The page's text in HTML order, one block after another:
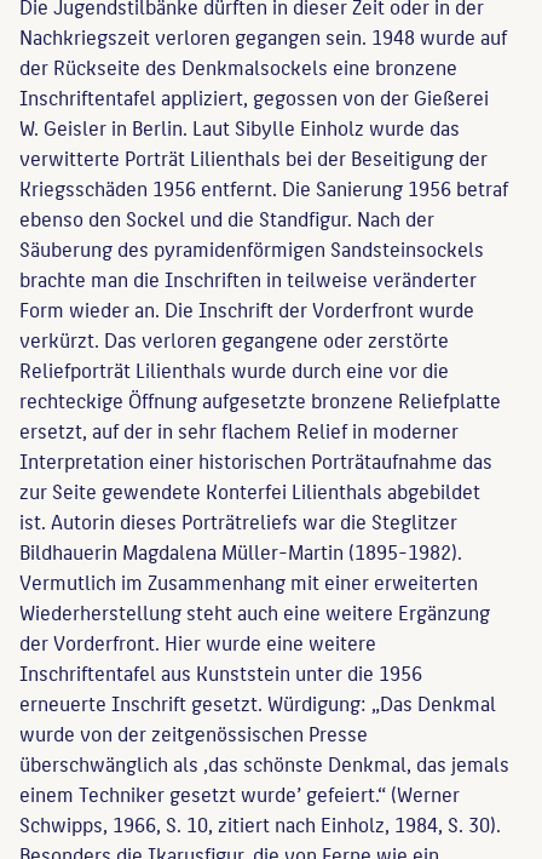
Nachkriegszeit verloren gegangen sein. 1948 wurde auf
der Rückseite des Denkmalsockels eine bronzene
Inschriftentafel appliziert, gegossen von der Gießerei
W. Geisler in Berlin. Laut Sibylle Einholz wurde das
verwitterte Porträt Lilienthals bei der Beseitigung der
Kriegsschäden 1956 entfernt. Die Sanierung 1956 betraf
ebenso den Sockel und die Standfigur. Nach der
Säuberung des pyramidenförmigen Sandsteinsockels
brachte man die Inschriften in teilweise veränderter
Form wieder an. Die Inschrift der Vorderfront wurde
verkürzt. Das verloren gegangene oder zerstörte
Reliefporträt Lilienthals wurde durch eine vor die
rechteckige Öffnung aufgesetzte bronzene Reliefplatte
ersetzt, auf der in sehr flachem Relief in moderner
Interpretation einer historischen Porträtaufnahme das
zur Seite gewendete Konterfei Lilienthals abgebildet
ist. Autorin dieses Porträtreliefs war die Steglitzer
Bildhauerin Magdalena Müller-Martin (1895-1982).
Vermutlich im Zusammenhang mit einer erweiterten
Wiederherstellung steht auch eine weitere Ergänzung
der Vorderfront. Hier wurde eine weitere
Inschriftentafel aus Kunststein unter die 1956
erneuerte Inschrift gesetzt. Würdigung: „Das Denkmal
wurde von der zeitgenössischen Presse
überschwänglich als ‚das schönste Denkmal, das jemals
einem Techniker gesetzt wurde’ gefeiert.“ (Werner
Schwipps, 1966, S. 10, zitiert nach Einholz, 1984, S. 30).